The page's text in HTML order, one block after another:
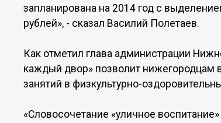
запланирована на 2014 год с
рублей», - сказал Василий Полетаев.
Как отметил глава администрации
каждый двор» позволит нижегородцам
занятий в физкультурно-
«Словосочетание «уличное